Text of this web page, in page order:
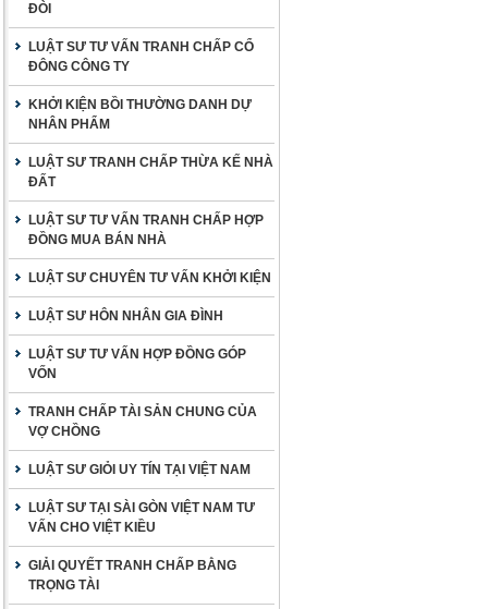
ĐÒI
LUẬT SƯ TƯ VẤN TRANH CHẤP CỔ
ĐÔNG CÔNG TY
KHỞI KIỆN BỒI THƯỜNG DANH DỰ
NHÂN PHẨM
LUẬT SƯ TRANH CHẤP THỪA KẾ NHÀ
ĐẤT
LUẬT SƯ TƯ VẤN TRANH CHẤP HỢP
ĐỒNG MUA BÁN NHÀ
LUẬT SƯ CHUYÊN TƯ VẤN KHỞI KIỆN
LUẬT SƯ HÔN NHÂN GIA ĐÌNH
LUẬT SƯ TƯ VẤN HỢP ĐỒNG GÓP
VỐN
TRANH CHẤP TÀI SẢN CHUNG CỦA
VỢ CHỒNG
LUẬT SƯ GIỎI UY TÍN TẠI VIỆT NAM
LUẬT SƯ TẠI SÀI GÒN VIỆT NAM TƯ
VẤN CHO VIỆT KIỀU
GIẢI QUYẾT TRANH CHẤP BẰNG
TRỌNG TÀI